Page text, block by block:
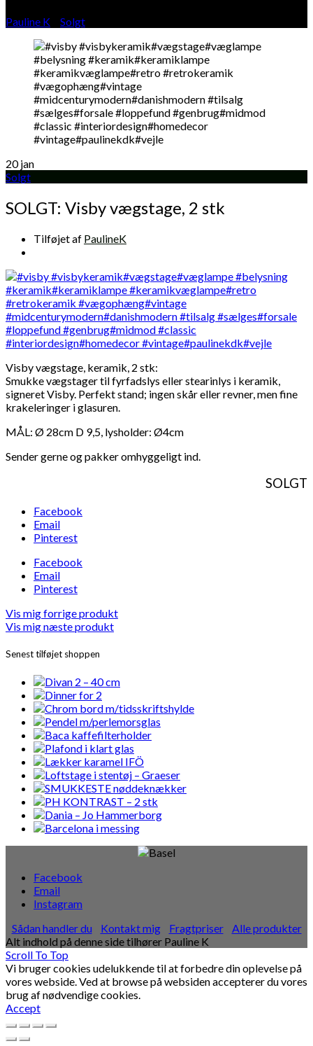
Pauline K Solgt
20jan
Solgt
SOLGT: Visby vægstage, 2 stk
Tilføjet af PaulineK
Visby vægstage, keramik, 2 stk:
Smukke vægstager til fyrfadslys eller stearinlys i keramik,
signeret Visby. Perfekt stand; ingen skår eller revner, men fine
krakeleringer i glasuren.
MÅL: Ø 28cm D 9,5, lysholder: Ø4cm
Sender gerne og pakker omhyggeligt ind.
SOLGT
Facebook
Email
Pinterest
Facebook
Email
Pinterest
Vis mig forrige produkt
Vis mig næste produkt
Senest tilføjet shoppen
Facebook
Email
Instagram
Sådan handler du
Kontakt mig Fragtpriser
Alle produkter
Alt indhold på denne side tilhører Pauline K
Scroll To Top
Vi bruger cookies udelukkende til at forbedre din oplevelse på
vores webside. Ved at browse på websiden accepterer du vores
brug af nødvendige cookies.
Accept